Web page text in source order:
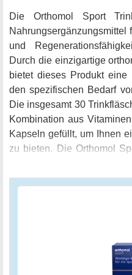
Die Orthomol Sport
und
Durch die einzigartige
bietet dieses Produkt eine
den spezifischen Bedarf
Die insgesamt 30
Kombination aus
Kapseln gefüllt, um Ihnen
zu bieten. Die Orthomol
bei, die Widerstandskraft
und sorgen für eine
optimaler Vitalität. Die
einfach zu handhaben